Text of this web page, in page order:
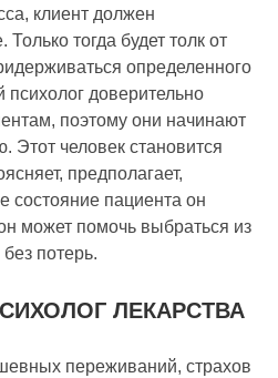
клиент должен
Только тогда будет толк от
определенного
доверительно
поэтому они начинают
Этот человек становится
предполагает,
состояние пациента он
может помочь выбраться из
потерь.
ЛЕКАРСТВА
переживаний, страхов